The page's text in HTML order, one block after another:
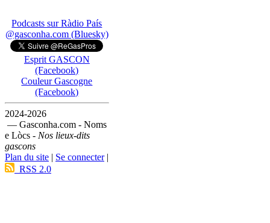
Podcasts sur Ràdio País
@gasconha.com (Bluesky)
Esprit GASCON
(Facebook)
Couleur Gascogne
(Facebook)
2024-2026
— Gasconha.com - Noms
e Lòcs - Nos lieux-dits
gascons
Plan du site | Se connecter|
RSS 2.0